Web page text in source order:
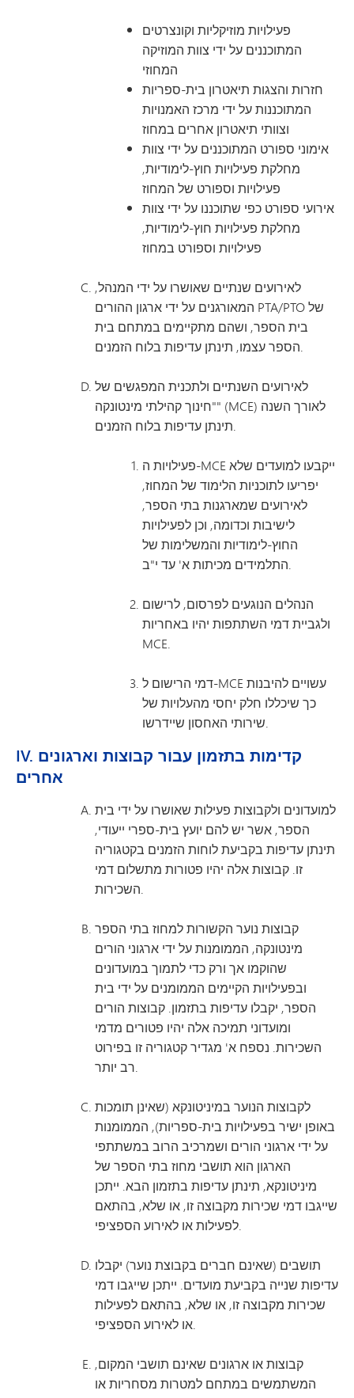
פעילויות מוזיקליות וקונצרטים
המתוכננים על ידי צוות המוזיקה
המחוזי
חזרות והצגות תיאטרון בית-ספריות
המתוכננות על ידי מרכז האמנויות
וצוותי תיאטרון אחרים במחוז
אימוני ספורט המתוכננים על ידי צוות
מחלקת פעילויות חוץ-לימודיות,
פעילויות וספורט של המחוז
אירועי ספורט כפי שתוכננו על ידי צוות
מחלקת פעילויות חוץ-לימודיות,
פעילויות וספורט במחוז
לאירועים שנתיים שאושרו על ידי המנהל,
המאורגנים על ידי ארגון ההורים PTA/PTO של
בית הספר, ושהם מתקיימים במתחם בית
הספר עצמו, תינתן עדיפות בלוח הזמנים.
לאירועים השנתיים ולתכנית המפגשים של
"חינוך קהילתי מינטונקה" (MCE) לאורך השנה
תינתן עדיפות בלוח הזמנים.
פעילויות ה-MCE ייקבעו למועדים שלא
יפריעו לתוכניות הלימוד של המחוז,
לאירועים שמארגנות בתי הספר,
לישיבות וכדומה, וכן לפעילויות
החוץ-לימודיות והמשלימות של
התלמידים מכיתות א' עד י"ב.
הנהלים הנוגעים לפרסום, לרישום
ולגביית דמי השתתפות יהיו באחריות
MCE.
דמי הרישום ל-MCE עשויים להיבנות
כך שיכללו חלק יחסי מהעלויות של
שירותי האחסון שיידרשו.
IV. קדימות בתזמון עבור קבוצות וארגונים
אחרים
למועדונים ולקבוצות פעילות שאושרו על ידי בית
הספר, אשר יש להם יועץ בית-ספרי ייעודי,
תינתן עדיפות בקביעת לוחות הזמנים בקטגוריה
זו. קבוצות אלה יהיו פטורות מתשלום דמי
השכירות.
קבוצות נוער הקשורות למחוז בתי הספר
מינטונקה, הממומנות על ידי ארגוני הורים
שהוקמו אך ורק כדי לתמוך במועדונים
ובפעילויות הקיימים הממומנים על ידי בית
הספר, יקבלו עדיפות בתזמון. קבוצות הורים
ומועדוני תמיכה אלה יהיו פטורים מדמי
השכירות. נספח א' מגדיר קטגוריה זו בפירוט
רב יותר.
לקבוצות הנוער במיניטונקא (שאינן תומכות
באופן ישיר בפעילויות בית-ספריות), הממומנות
על ידי ארגוני הורים ושמרכיב הרוב במשתתפי
הארגון הוא תושבי מחוז בתי הספר של
מיניטונקא, תינתן עדיפות בתזמון הבא. ייתכן
שייגבו דמי שכירות מקבוצה זו, או שלא, בהתאם
לפעילות או לאירוע הספציפי.
תושבים (שאינם חברים בקבוצת נוער) יקבלו
עדיפות שנייה בקביעת מועדים. ייתכן שייגבו דמי
שכירות מקבוצה זו, או שלא, בהתאם לפעילות
או לאירוע הספציפי.
קבוצות או ארגונים שאינם תושבי המקום,
המשתמשים במתחם למטרות מסחריות או